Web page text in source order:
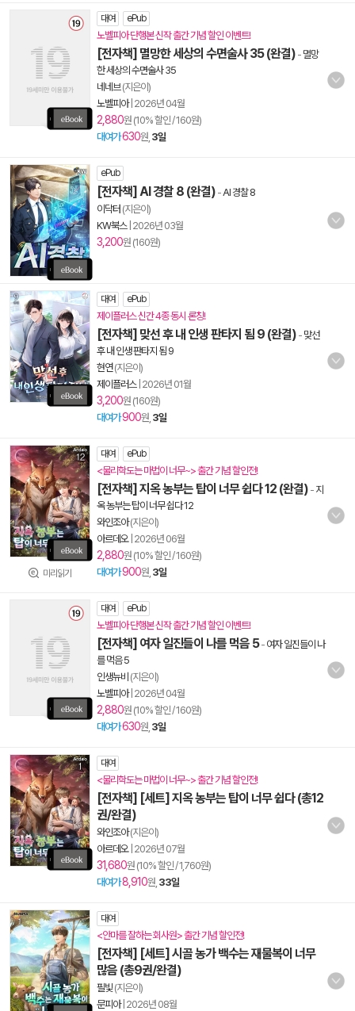
대여 ePub
노벨피아 단행본 신작 출간 기념 할인 이벤트!
[전자책] 멸망한 세상의 수면술사 35 (완결) - 멸망
한 세상의 수면술사 35
네네브(지은이)
노벨피아| 2026년 04월
2,880원 (10% 할인 / 160원)
대여가630원, 3일
ePub
[전자책] AI 경찰 8 (완결) -AI 경찰 8
이닥터 (지은이)
KW북스| 2026년 03월
3,200원 (160원)
대여 ePub
제이플러스 신간 4종 동시 론칭!
[전자책] 맞선 후 내 인생 판타지 됨 9 (완결) - 맞선
후 내 인생 판타지 됨 9
현연(지은이)
제이플러스| 2026년 01월
3,200원 (160원)
대여가900원, 3일
미리읽기
대여 ePub
<물리학도는 마법이 너무~> 출간 기념 할인전!
[전자책] 지옥 농부는 탑이 너무 쉽다 12 (완결) - 지
옥 농부는 탑이 너무 쉽다 12
와인조아(지은이)
아르데오| 2026년 06월
2,880원 (10% 할인 / 160원)
대여가900원, 3일
대여 ePub
노벨피아 단행본 신작 출간 기념 할인 이벤트!
[전자책] 여자 일진들이 나를 먹음 5- 여자 일진들이 나
를 먹음 5
인생뉴비 (지은이)
노벨피아| 2026년 04월
2,880원 (10% 할인 / 160원)
대여가630원, 3일
대여
<물리학도는 마법이 너무~> 출간 기념 할인전!
[전자책] [세트] 지옥 농부는 탑이 너무 쉽다 (총12
권/완결)
와인조아(지은이)
아르데오| 2026년 07월
31,680원 (10% 할인 / 1,760원)
대여가8,910원, 33일
대여
<안마를 잘하는 회사원> 출간 기념 할인전!
[전자책] [세트] 시골 농가 백수는 재물복이 너무
많음 (총9권/완결)
필빛 (지은이)
문피아| 2026년 08월